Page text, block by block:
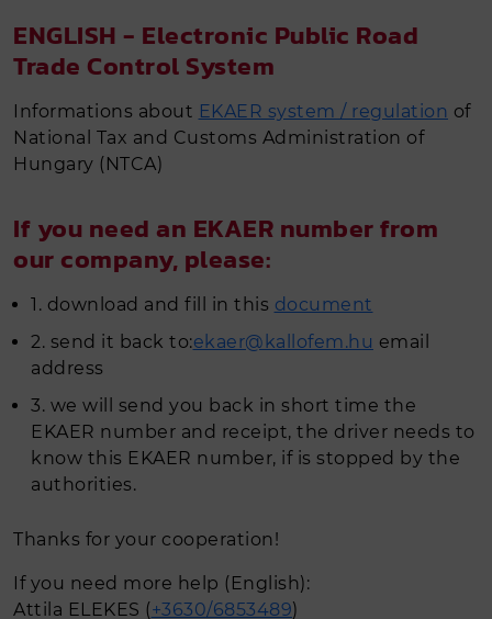
Színes lemeztekercs, színes acél
tekercslemez és színes acél hasíték
Horganyzott lemeztekercs, horganyzott
tekercslemez acél hasíték készletről
azonnal
Naperőmű tartószerkezet
Ipari gáz (SIAD)
SZOLGÁLTATÁS
Acélszerkezet gyártás, szerelés
Élhajlítás
Tekercslemez feldolgozás (táblásítás,
hasítás, áttekerés)
fúrás)
Kivitelező partnereink
Viszonteladó partnereink
ENGLISH - Electronic Public Road
Trade Control System
Informations about EKAER system / regulation of
National Tax and Customs Administration of
Hungary (NTCA)
If you need an EKAER number from
our company, please:
1. download and fill in this document
2. send it back to:ekaer@kallofem.hu email
address
3. we will send you back in short time the
EKAER number and receipt, the driver needs to
know this EKAER number, if is stopped by the
authorities.
Thanks for your cooperation!
If you need more help (English):
Attila ELEKES (+3630/6853489)